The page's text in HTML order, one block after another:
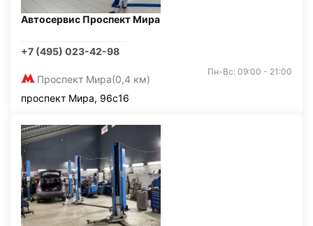
Автосервис Проспект Мира
+7 (495) 023-42-98
Проспект Мира(0,4 км)
Пн-Вс: 09:00 - 21:00
проспект Мира, 96с16